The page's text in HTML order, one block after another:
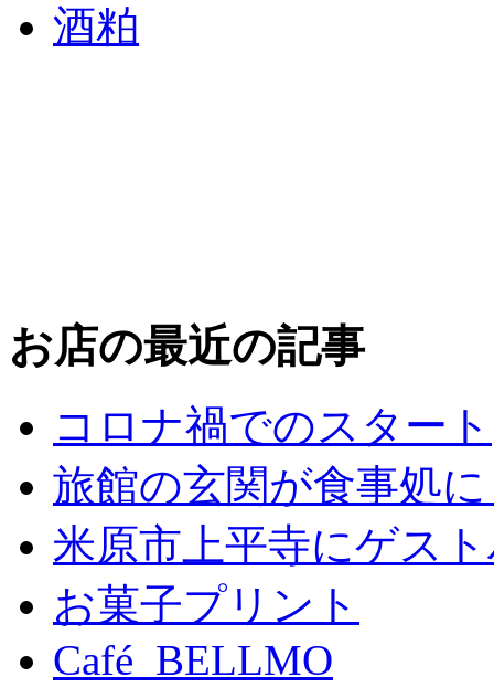
酒粕
お店の最近の記事
コロナ禍でのスタート
旅館の玄関が食事処
米原市上平寺にゲス
お菓子プリント
Café BELLMO